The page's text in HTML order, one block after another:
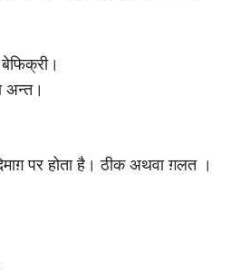
अन्त।
पर होता है। ठीक अथवा ग़लत ।